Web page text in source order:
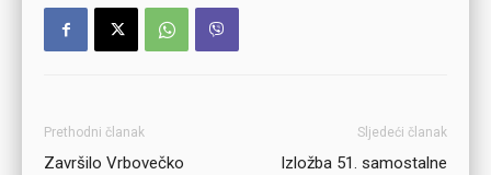
Prethodni članak
Završilo Vrbovečko
Sljedeći članak
Izložba 51. samostalne